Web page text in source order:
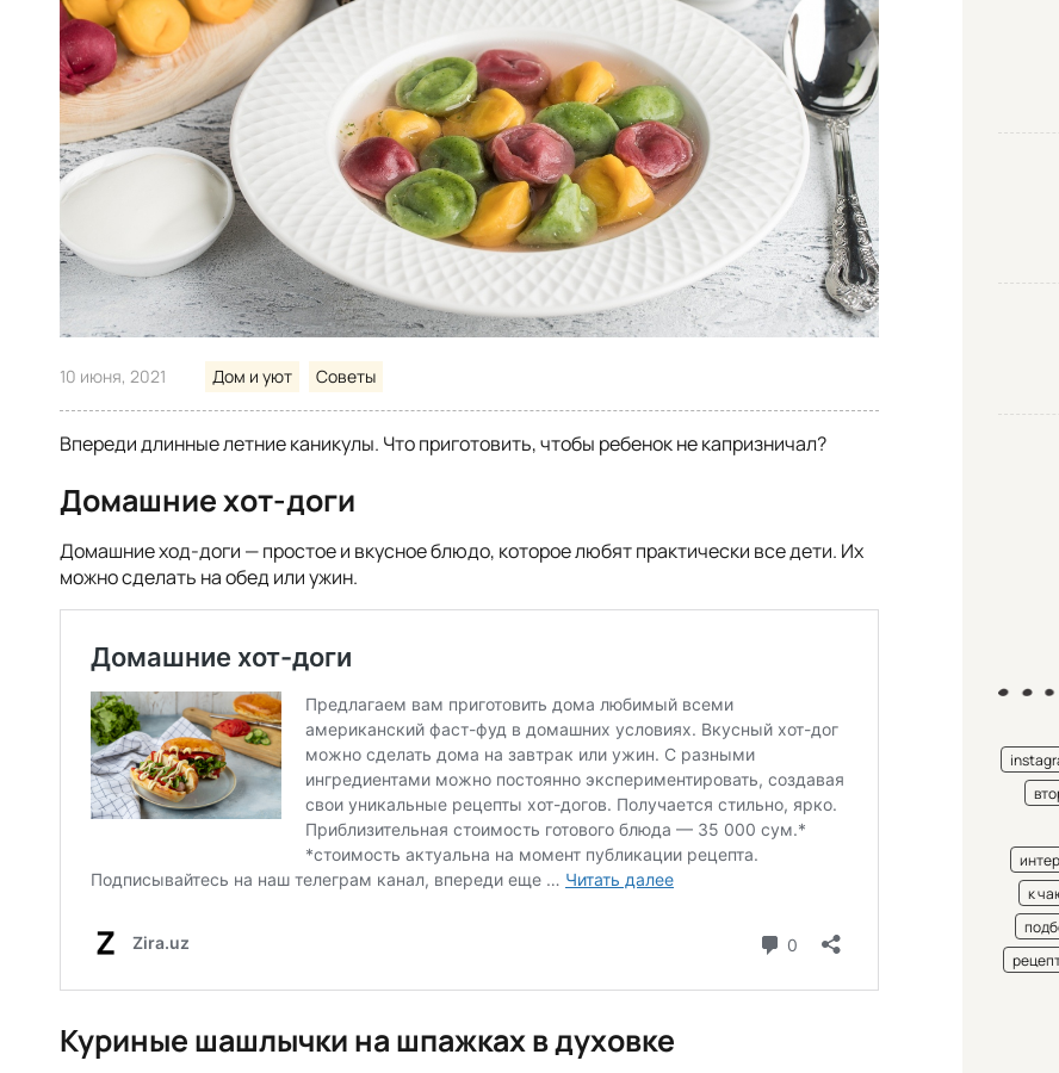
10 июня, 2021 Дом и уют Советы
Впереди длинные летние каникулы. Что приготовить, чтобы ребенок не капризничал?
Домашние хот-доги
Домашние ход-доги — простое и вкусное блюдо, которое любят практически все дети. Их
можно сделать на обед или ужин.
Куриные шашлычки на шпажках в духовке
к